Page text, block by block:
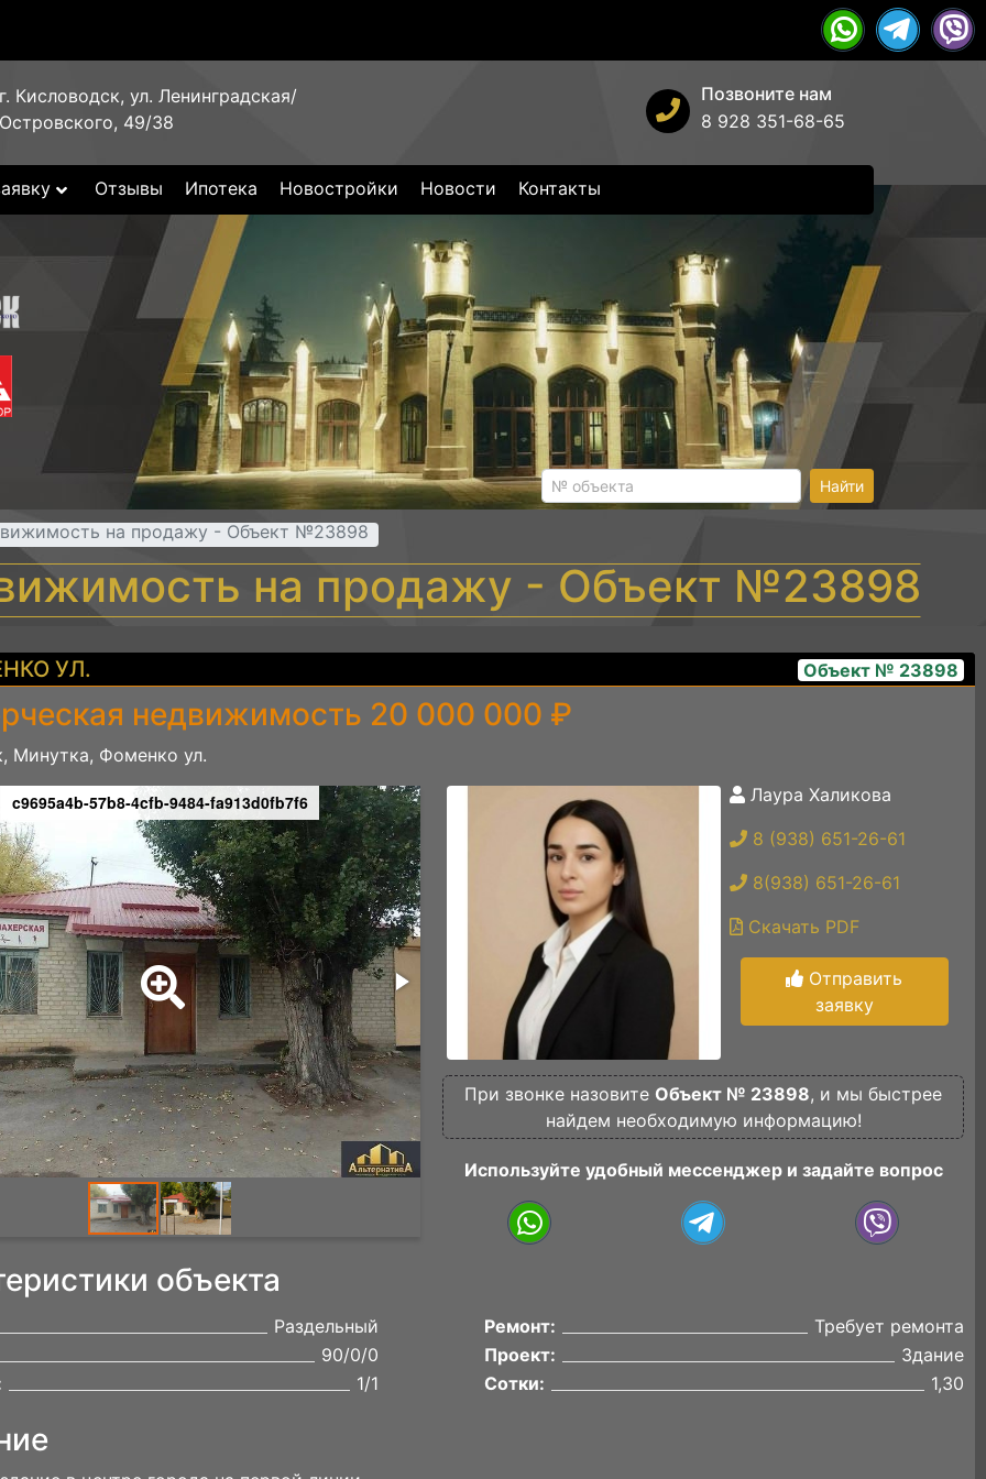
г. Кисловодск, ул. Ленинградская/
Островского, 49/38
Позвоните нам
8 928 351-68-65
Отзывы Ипотека Новостройки Новости Контакты
Найти
на продажу - Объект №23898
на продажу - Объект №23898
УЛ. Объект № 23898
недвижимость 20 000 000 ₽
Минутка, Фоменко ул.
c9695a4b-57b8-4cfb-9484-fa913d0fb7f6 9a8fea80-fa7f-44fa-a7f5-5dc4014b3569
Лаура Халикова
8 (938) 651-26-61
8(938) 651-26-61
Скачать PDF
Отправить
заявку
При звонке назовите Объект № 23898, и мы быстрее
найдем необходимую информацию!
Используйте удобный мессенджер и задайте вопрос
объекта
Раздельный
90/0/0
1/1
Ремонт:
Требует ремонта
Проект:
Здание
Сотки:
1,30